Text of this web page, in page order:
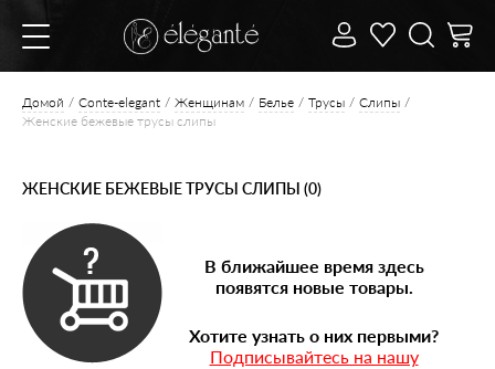
Домой Conte-elegant Женщинам Белье Трусы
Слипы
Женские бежевые трусы слипы
ЖЕНСКИЕ БЕЖЕВЫЕ ТРУСЫ СЛИПЫ (0)
В ближайшее время здесь
появятся новые товары.
Хотите узнать о них первыми?
Подписывайтесь на нашу